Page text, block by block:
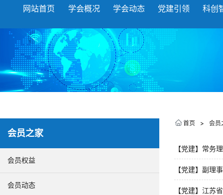
网站首页 学会概况 学会动态 党建引领 科创
会员之家
会员权益
会员动态
首页 > 会员
【党建】常务
【党建】副理
【党建】江苏